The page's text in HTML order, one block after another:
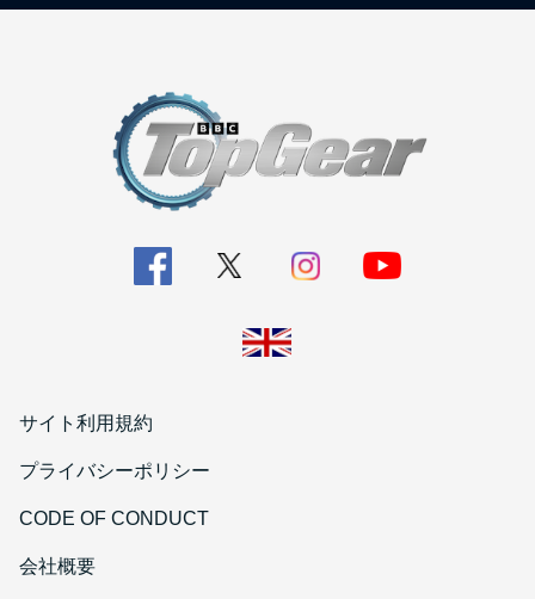
サイト利用規約
プライバシーポリシー
CODE OF CONDUCT
会社概要